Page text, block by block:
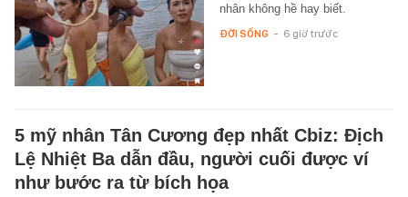
nhân không hề hay biết.
ĐỜI SỐNG - 6 giờ trước
5 mỹ nhân Tân Cương đẹp nhất Cbiz: Địch
Lệ Nhiệt Ba dẫn đầu, người cuối được ví
như bước ra từ bích họa